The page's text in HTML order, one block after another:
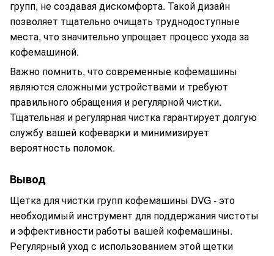
групп, не создавая дискомфорта. Такой дизайн
позволяет тщательно очищать труднодоступные
места, что значительно упрощает процесс ухода за
кофемашиной.
Важно помнить, что современные кофемашины
являются сложными устройствами и требуют
правильного обращения и регулярной чистки.
Тщательная и регулярная чистка гарантирует долгую
службу вашей кофеварки и минимизирует
вероятность поломок.
Вывод
Щетка для чистки групп кофемашины DVG - это
необходимый инструмент для поддержания чистоты
и эффективности работы вашей кофемашины.
Регулярный уход с использованием этой щетки